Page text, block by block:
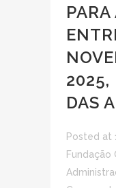
PARA
2025,
DAS
Posted at
Fundação